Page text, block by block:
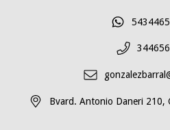
Bvard. Antonio Daneri 210,